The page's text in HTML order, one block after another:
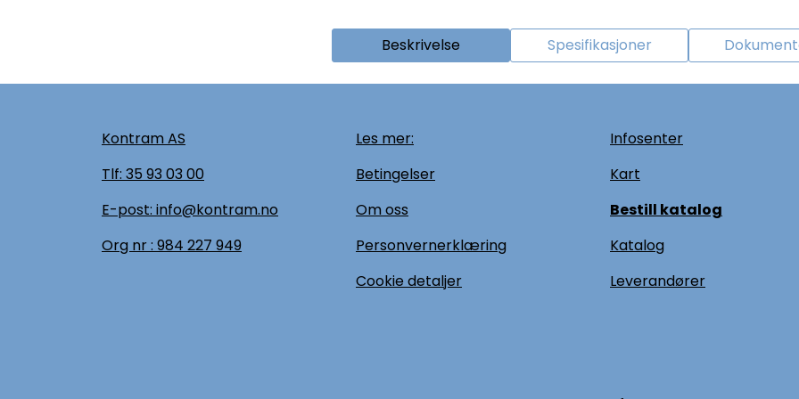
Beskrivelse Spesifikasjoner
Kontram AS
Tlf: 35 93 03 00
E-post: info@kontram.no
Org nr : 984 227 949
Les mer:
Betingelser
Om oss
Personvernerklæring
Cookie detaljer
Infosenter
Kart
Bestill katalog
Katalog
Leverandører